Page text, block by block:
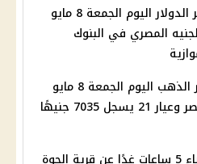
استقرار سعر الدولار اليوم الجمعة 8 مايو
الجنيه المصري في البنوك
ارتفاع أسعار الذهب اليوم الجمعة 8 مايو
فصل الكهرباء 5 ساعات غدًا عن قرية الحوة